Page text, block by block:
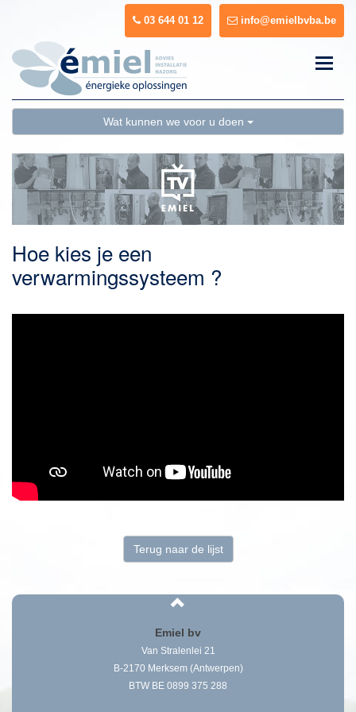
03 644 01 12 info@emielbvba.be
Toggle
Wat kunnen we voor u doen
Hoe kies je een
verwarmingssysteem ?
Terug naar de lijst
Emiel bv
Van Stralenlei 21
B-2170 Merksem (Antwerpen)
BTW BE 0899 375 288